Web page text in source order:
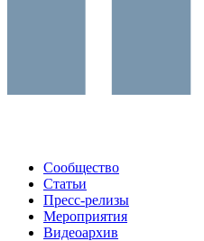
Сообщество
Статьи
Пресс-релизы
Мероприятия
Видеоархив